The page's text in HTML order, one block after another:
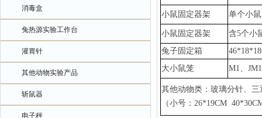
消毒盒
兔热源实验工作台
灌胃针
其他动物实验产品
斩鼠器
电子秤
小鼠固定器架 单个小
小鼠固定器架 含5个小
兔子固定箱
大小鼠笼
M1、
其他动物类：玻璃分针、
（小号： 26*19CM